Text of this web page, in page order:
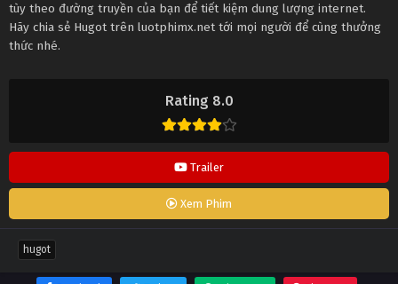
Rating 8.0
Trailer
Xem Phim
tùy theo đường truyền của bạn để tiết kiệm dung lượng internet.
Hãy chia sẻ Hugot trên luotphimx.net tới mọi người để cùng thưởng
thức nhé.
hugot